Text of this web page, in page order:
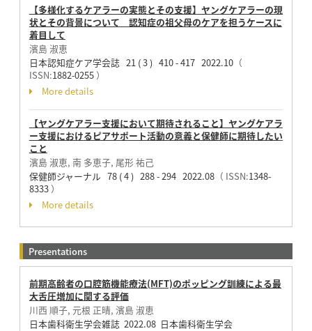
【多様化するケアラーの実態とその支援】ヤングケアラーの現
状とその背景について 認知症の祖父母のケアを担うケースに
着目して
濱島 淑恵
日本認知症ケア学会誌 21 ( 3 ) 410 - 417 2022.10（
ISSN:1882-0255）
More details
【ヤングケアラー支援において期待されること】ヤングケアラ
ー支援におけるピアサポート活動の意義と保健師に期待したい
こと
濱島 淑恵, 南 多恵子, 尾形 祐己
保健師ジャーナル 78 ( 4 ) 288 - 294 2022.08（ ISSN:1348-
8333）
More details
Presentations
前期高齢者の口腔筋機能療法(MFT)のポッピング訓練による最
大舌圧増加に関する評価
川西 順子, 元根 正晴, 濱島 淑恵
日本歯科衛生学会雑誌 2022.08 日本歯科衛生学会